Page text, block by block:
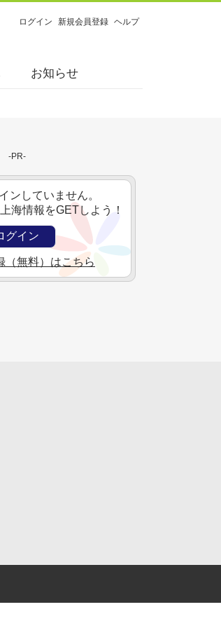
ログイン 新規会員登録 ヘルプ
お知らせ
-PR-
ンしていません。
海情報をGETしよう！
グイン
（無料）はこちら